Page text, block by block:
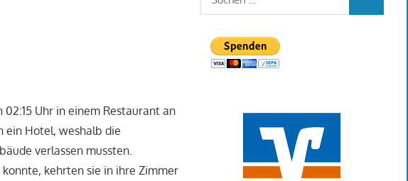
Uhr in einem Restaurant an
ein Hotel, weshalb die
verlassen mussten.
kehrten sie in ihre Zimmer